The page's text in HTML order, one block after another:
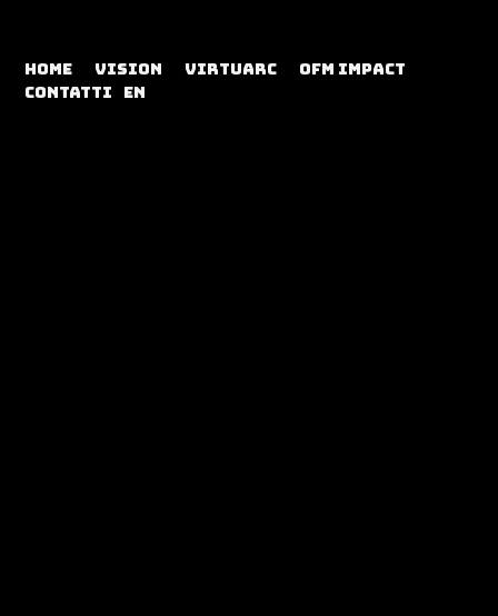
Home Vision Virtuarc
OFM Impact
Contatti
EN